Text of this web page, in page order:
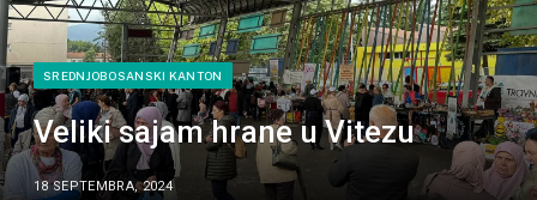
SREDNJOBOSANSKI KANTON
Veliki sajam hrane u Vitezu
18 SEPTEMBRA, 2024